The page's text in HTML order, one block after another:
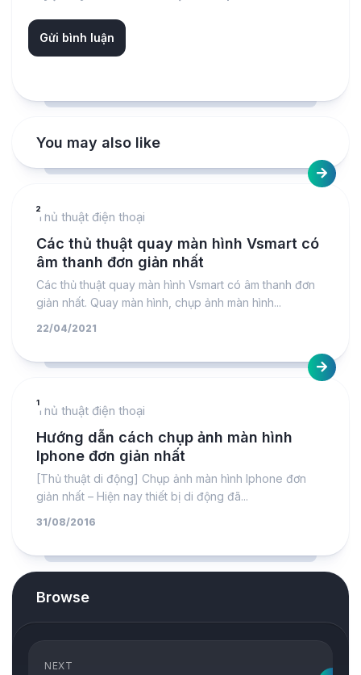
You may also like
2
Thủ thuật điện thoại
Các thủ thuật quay màn hình Vsmart có
âm thanh đơn giản nhất
Các thủ thuật quay màn hình Vsmart có âm thanh đơn
giản nhất. Quay màn hình, chụp ảnh màn hình...
22/04/2021
1
Thủ thuật điện thoại
Hướng dẫn cách chụp ảnh màn hình
Iphone đơn giản nhất
[Thủ thuật di động] Chụp ảnh màn hình Iphone đơn
giản nhất – Hiện nay thiết bị di động đã...
31/08/2016
Browse
NEXT